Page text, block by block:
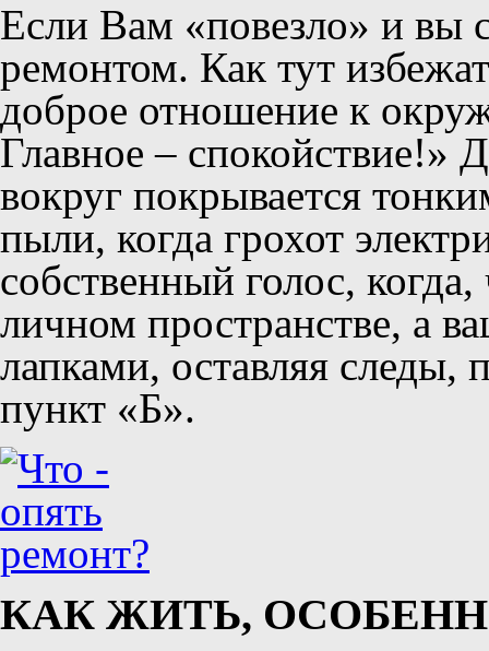
Если Вам «повезло» и вы
ремонтом. Как тут
доброе отношение к
Главное – спокойствие!»
вокруг покрывается
пыли, когда грохот
собственный голос,
личном пространстве, а
лапками, оставляя следы,
пункт «Б».
КАК ЖИТЬ,